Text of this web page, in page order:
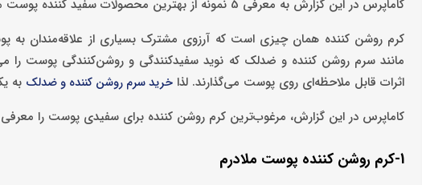
کاماپرس در این گزارش به معرفی 5 نمونه از بهترین محصولات سفید کننده پوست موجود در بازار پرداخته است.
کرم روشن کننده همان چیزی است که آرزوی مشترک بسیاری از علاقه‌مندان به
مانند سرم روشن کننده و ضدلک که نوید سفیدکنندگی و روشن‌کنندگی پوست را
اثرات قابل ملاحظه‌ای روی پوست می‌گذارند. لذا خرید سرم روشن کننده و ضدلک به
کاماپرس در این گزارش، مرغوب‌ترین کرم روشن کننده برای سفیدی پوست را
1-کرم روشن کننده پوست ملادرم